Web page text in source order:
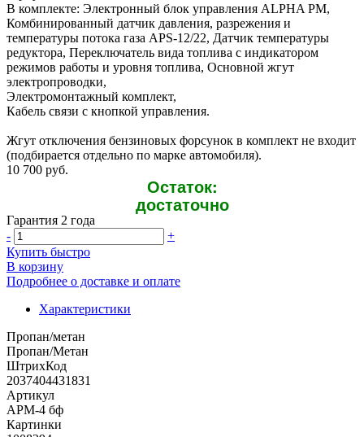
В комплекте: Электронный блок управления ALPHA PM,
Комбинированный датчик давления, разрежения и
температуры потока газа APS-12/22, Датчик температуры
редуктора, Переключатель вида топлива с индикатором
режимов работы и уровня топлива, Основной жгут
электропроводки,
Электромонтажный комплект,
Кабель связи с кнопкой управления.
Жгут отключения бензиновых форсунок в комплект не входит
(подбирается отдельно по марке автомобиля).
10 700 руб.
Остаток:
достаточно
Гарантия 2 года
-
+
Купить быстро
В корзину
Подробнее о доставке и оплате
Характеристики
Пропан/метан
Пропан/Метан
ШтрихКод
2037404431831
Артикул
APM-4 бф
Картинки